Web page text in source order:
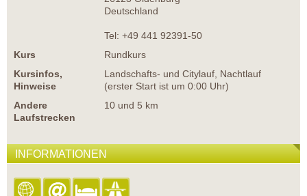
Deutschland
Tel: +49 441 92391-50
Kurs
Rundkurs
Kursinfos,
Hinweise
Landschafts- und Citylauf, Nachtlauf
(erster Start ist um 0:00 Uhr)
Andere
Laufstrecken
10 und 5 km
INFORMATIONEN